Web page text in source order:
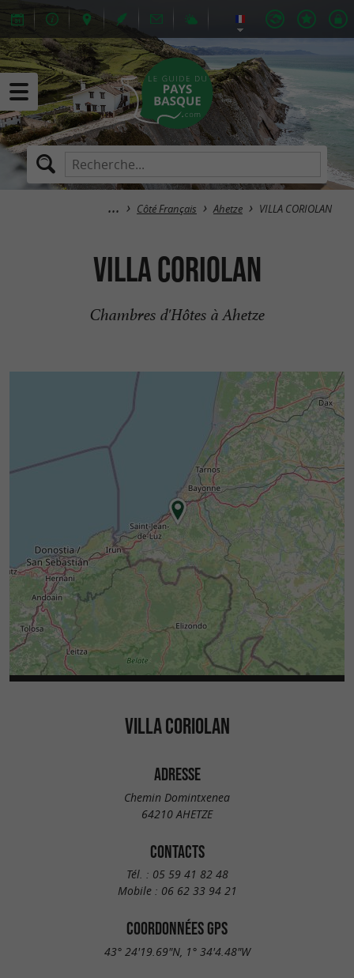
Côté Français Ahetze VILLA CORIOLAN
VILLA CORIOLAN
Chambres d'Hôtes à Ahetze
VILLA CORIOLAN
ADRESSE
Chemin Domintxenea
64210 AHETZE
CONTACTS
Tél. : 05 59 41 82 48
Mobile : 06 62 33 94 21
COORDONNÉES GPS
43° 24'19.69"N, 1° 34'4.48"W